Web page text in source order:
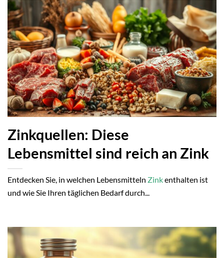
Zinkquellen: Diese
Lebensmittel sind reich an Zink
Entdecken Sie, in welchen Lebensmitteln Zinkenthalten ist
und wie Sie Ihren täglichen Bedarf durch...